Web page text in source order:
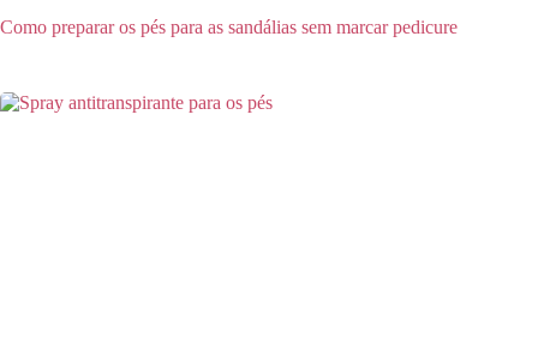
Como preparar os pés para as sandálias sem marcar pedicure